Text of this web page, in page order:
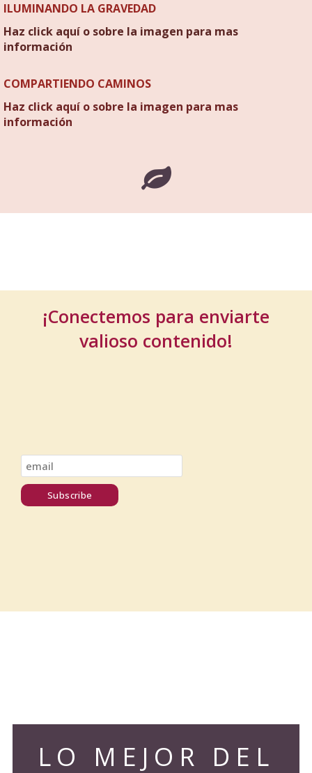
ILUMINANDO LA GRAVEDAD
Haz click aquí o sobre la imagen para mas
información
COMPARTIENDO CAMINOS
Haz click aquí o sobre la imagen para mas
información
¡Conectemos para enviarte
valioso contenido!
LO MEJOR DEL